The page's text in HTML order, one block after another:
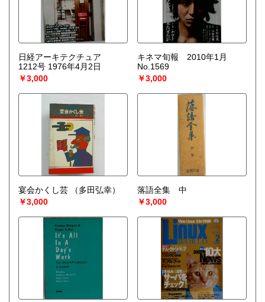
日経アーキテクチュア
1212号 1976年4月2日
￥3,000
キネマ旬報 2010年1月
No.1569
￥3,000
宴会かくし芸
（多田弘幸）
￥3,000
落語全集 中
￥3,000